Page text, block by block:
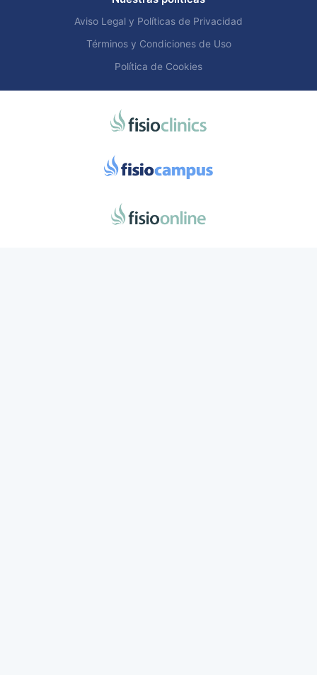
Aviso Legal y Políticas de Privacidad
Términos y Condiciones de Uso
Política de Cookies